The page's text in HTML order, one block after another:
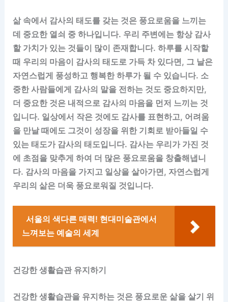
삶 속에서 감사의 태도를 갖는 것은 풍요로움을 느끼는
데 중요한 열쇠 중 하나입니다. 우리 주변에는 항상 감사
할 가치가 있는 것들이 많이 존재합니다. 하루를 시작할
때 우리의 마음이 감사의 태도로 가득 차 있다면, 그 날은
자연스럽게 풍성하고 행복한 하루가 될 수 있습니다. 소
중한 사람들에게 감사의 말을 전하는 것도 중요하지만,
더 중요한 것은 내적으로 감사의 마음을 먼저 느끼는 것
입니다. 일상에서 작은 것에도 감사를 표현하고, 어려움
을 만날 때에도 그것이 성장을 위한 기회로 받아들일 수
있는 태도가 감사의 태도입니다. 감사는 우리가 가진 것
에 초점을 맞추게 하여 더 많은 풍요로움을 창출해냅니
다. 감사의 마음을 가지고 일상을 살아가면, 자연스럽게
우리의 삶은 더욱 풍요로워질 것입니다.
서울의 색다른 매력! 현대미술관에서
느껴보는 예술의 세계
건강한 생활습관 유지하기
건강한 생활습관을 유지하는 것은 풍요로운 삶을 살기 위